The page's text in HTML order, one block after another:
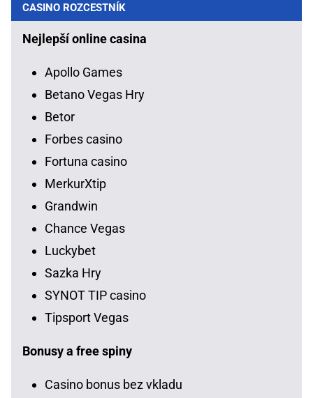
CASINO ROZCESTNÍK
Nejlepší online casina
Apollo Games
Betano Vegas Hry
Betor
Forbes casino
Fortuna casino
MerkurXtip
Grandwin
Chance Vegas
Luckybet
Sazka Hry
SYNOT TIP casino
Tipsport Vegas
Bonusy a free spiny
Casino bonus bez vkladu